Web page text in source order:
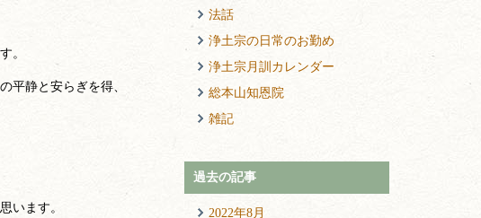
。
平静と安らぎを得、
います。
法話
浄土宗の日常のお勤め
浄土宗月訓カレンダー
総本山知恩院
雑記
過去の記事
2022年8月